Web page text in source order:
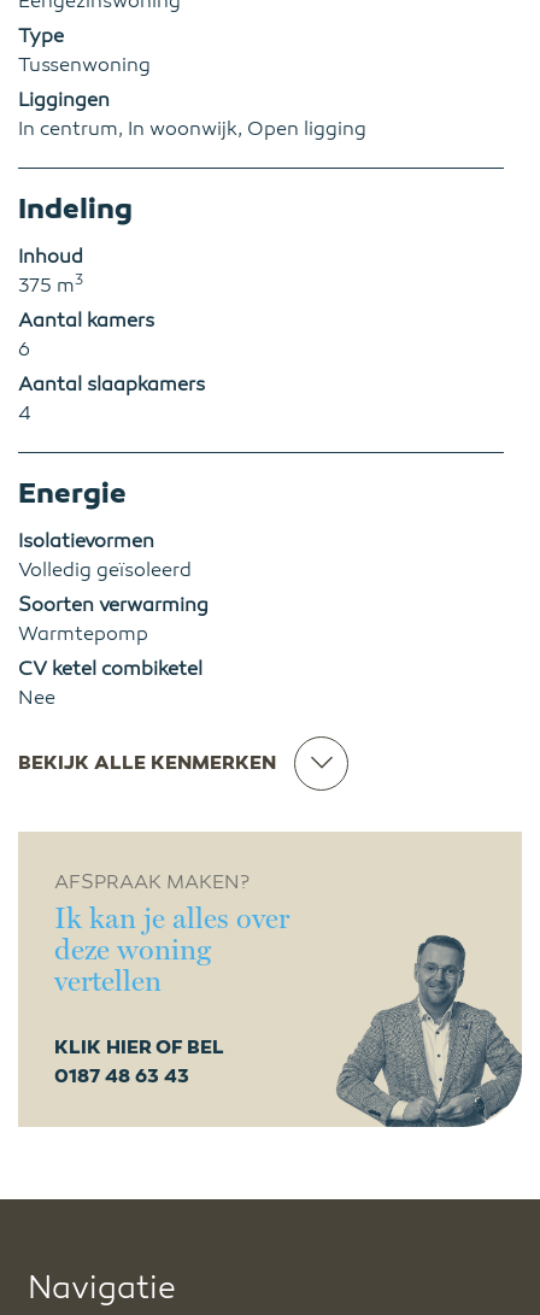
Type
Tussenwoning
Liggingen
In centrum, In woonwijk, Open ligging
Indeling
Inhoud
375 m3
Aantal kamers
6
Aantal slaapkamers
4
Energie
Isolatievormen
Volledig geïsoleerd
Soorten verwarming
Warmtepomp
CV ketel combiketel
Nee
BEKIJK ALLE KENMERKEN
AFSPRAAK MAKEN?
Ik kan je alles over
deze woning
vertellen
KLIK HIER OF BEL
0187 48 63 43
Navigatie